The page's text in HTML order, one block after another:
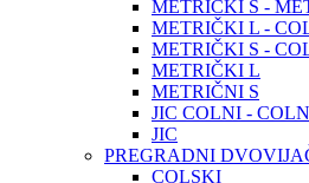
METRIČKI S -
METRIČKI L -
METRIČKI S -
METRIČKI L
METRIČNI S
JIC COLNI -
JIC
PREGRADNI
COLSKI